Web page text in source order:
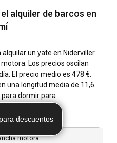
es el Aeropuerto
bien conectado con las
Desde el aeropuerto, los
para aquellos que prefieren
alquilar un coche y conducir
los pintorescos paisajes a lo
que vienen de ciudades
los servicios de tren
y rutas populares para el
alquiler de barcos en
un yate en Niderviller.
Los precios oscilan
El precio medio es 478 €.
una longitud media de 11,6
dormir para
motora
descuentos